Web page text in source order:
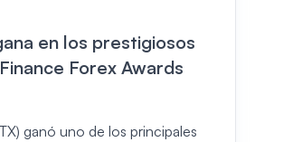
en los prestigiosos
Forex Awards
ganó uno de los principales